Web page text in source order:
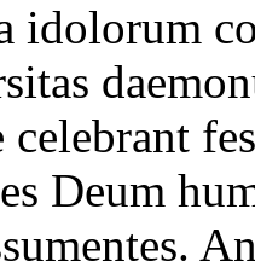
idolorum
Deum